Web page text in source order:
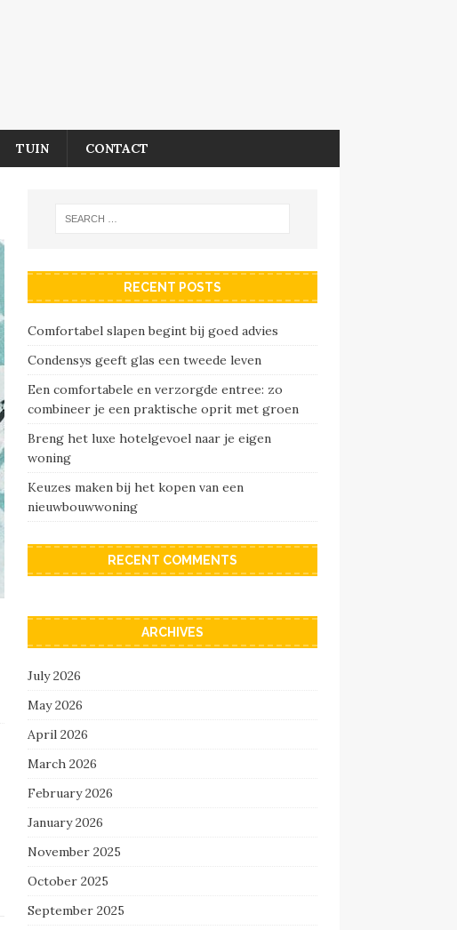
TUIN CONTACT
RECENT POSTS
Comfortabel slapen begint bij goed advies
Condensys geeft glas een tweede leven
Een comfortabele en verzorgde entree: zo
combineer je een praktische oprit met groen
Breng het luxe hotelgevoel naar je eigen
woning
Keuzes maken bij het kopen van een
nieuwbouwwoning
RECENT COMMENTS
ARCHIVES
July 2026
May 2026
April 2026
March 2026
February 2026
January 2026
November 2025
October 2025
September 2025